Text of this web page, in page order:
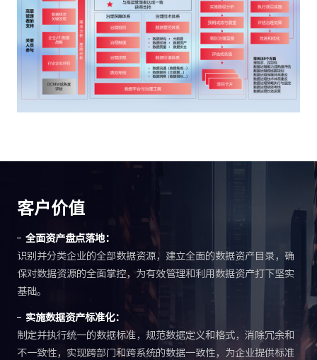
客户价值
全面资产盘点落地：
识别并分类企业的全部数据资源，建立全面的数据资产目录，确
保对数据资源的全面掌控，为有效管理和利用数据资产打下坚实
基础。
实施数据资产标准化：
制定并执行统一的数据标准，规范数据定义和格式，消除冗余和
不一致性，实现跨部门和跨系统的数据一致性，为企业提供标准